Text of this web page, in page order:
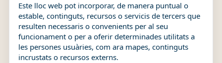
Este lloc web pot incorporar, de manera puntual o
estable, continguts, recursos o servicis de tercers que
resulten necessaris o convenients per al seu
funcionament o per a oferir determinades utilitats a
les persones usuàries, com ara mapes, continguts
incrustats o recursos externs.